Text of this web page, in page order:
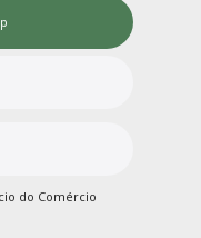
do Comércio